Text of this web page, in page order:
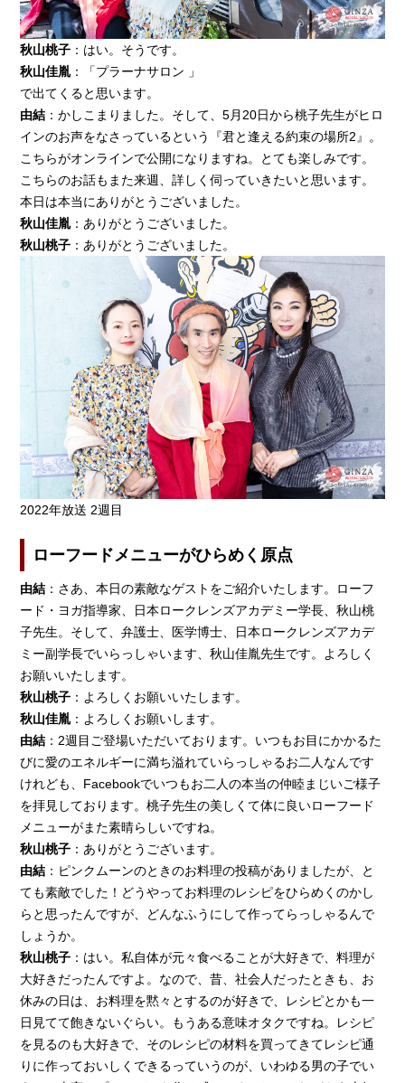
秋山桃子 ：はい。そうです。
秋山佳胤：「プラーナサロン 」
で出てくると思います。
由結 ：かしこまりました。そして、5月20日から桃子先生がヒロ
インのお声をなさっているという『君と逢える約束の場所2』。
こちらがオンラインで公開になりますね。とても楽しみです。
こちらのお話もまた来週、詳しく伺っていきたいと思います。
本日は本当にありがとうございました。
秋山佳胤：ありがとうございました。
秋山桃子 ：ありがとうございました。
2022年放送 2週目
ローフードメニューがひらめく原点
由結 ：さあ、本日の素敵なゲストをご紹介いたします。ローフ
ード・ヨガ指導家、日本ロークレンズアカデミー学長、秋山桃
子先生。そして、弁護士、医学博士、日本ロークレンズアカデ
ミー副学長でいらっしゃいます、秋山佳胤先生です。よろしく
お願いいたします。
秋山桃子 ：よろしくお願いいたします。
秋山佳胤：よろしくお願いします。
由結 ：2週目ご登場いただいております。いつもお目にかかるた
びに愛のエネルギーに満ち溢れていらっしゃるお二人なんです
けれども、Facebookでいつもお二人の本当の仲睦まじいご様子
を拝見しております。桃子先生の美しくて体に良いローフード
メニューがまた素晴らしいですね。
秋山桃子 ：ありがとうございます。
由結 ：ピンクムーンのときのお料理の投稿がありましたが、と
ても素敵でした！どうやってお料理のレシピをひらめくのかし
らと思ったんですが、どんなふうにして作ってらっしゃるんで
しょうか。
秋山桃子 ：はい。私自体が元々食べることが大好きで、料理が
大好きだったんですよ。なので、昔、社会人だったときも、お
休みの日は、お料理を黙々とするのが好きで、レシピとかも一
日見てて飽きないぐらい。もうある意味オタクですね。レシピ
を見るのも大好きで、そのレシピの材料を買ってきてレシピ通
りに作っておいしくできるっていうのが、いわゆる男の子でい